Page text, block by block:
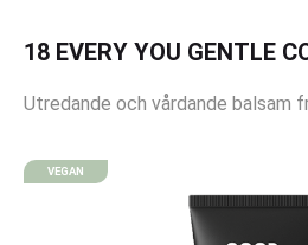
18 EVERY YOU GENTLE
Utredande och vårdande balsam
VEGAN